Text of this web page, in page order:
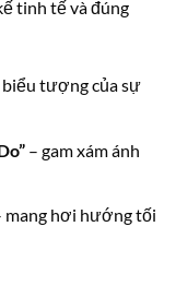
tinh tế và đúng
tượng của sự
– gam xám ánh
mang hơi hướng tối